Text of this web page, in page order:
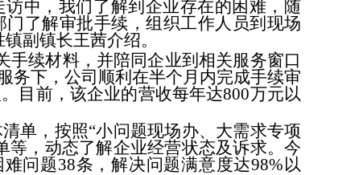
访中，我们了解到企业存在的困难，随
了解审批手续，组织工作人员到现场
副镇长王茜介绍。
续材料，并陪同企业到相关服务窗口
务下，公司顺利在半个月内完成手续审
目前，该企业的营收每年达800万元以
单，按照“小问题现场办、大需求专项
等，动态了解企业经营状态及诉求。今
问题38条，解决问题满意度达98%以